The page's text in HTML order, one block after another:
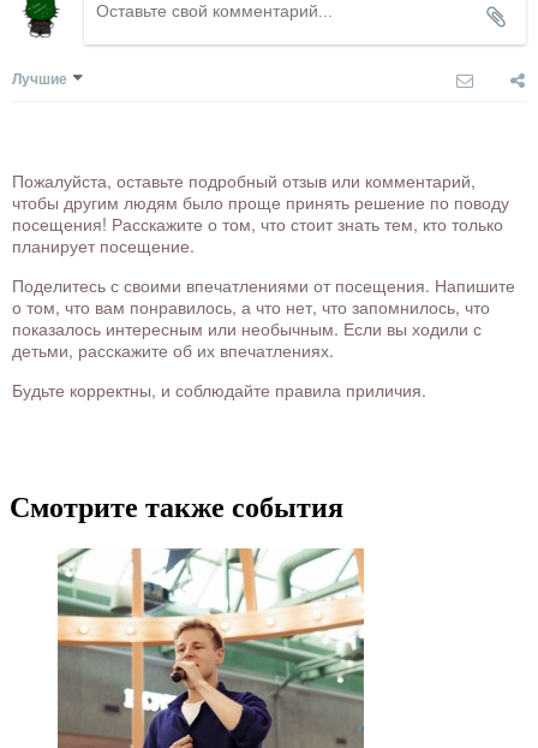
Лучшие
Пожалуйста, оставьте подробный отзыв или комментарий,
чтобы другим людям было проще принять решение по поводу
посещения! Расскажите о том, что стоит знать тем, кто только
планирует посещение.
Поделитесь с своими впечатлениями от посещения. Напишите
о том, что вам понравилось, а что нет, что запомнилось, что
показалось интересным или необычным. Если вы ходили с
детьми, расскажите об их впечатлениях.
Будьте корректны, и соблюдайте правила приличия.
Смотрите также события